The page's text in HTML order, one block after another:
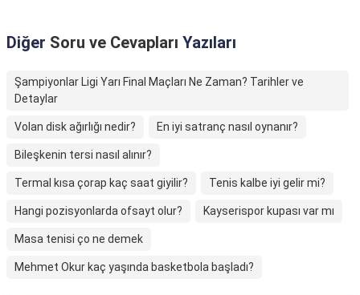
Diğer Soru ve Cevapları Yazıları
Şampiyonlar Ligi Yarı Final Maçları Ne Zaman? Tarihler ve
Detaylar
Volan disk ağırlığı nedir? En iyi satranç nasıl oynanır?
Bileşkenin tersi nasıl alınır?
Termal kısa çorap kaç saat giyilir? Tenis kalbe iyi gelir mi?
Hangi pozisyonlarda ofsayt olur? Kayserispor kupası var mı
Masa tenisi ço ne demek
Mehmet Okur kaç yaşında basketbola başladı?